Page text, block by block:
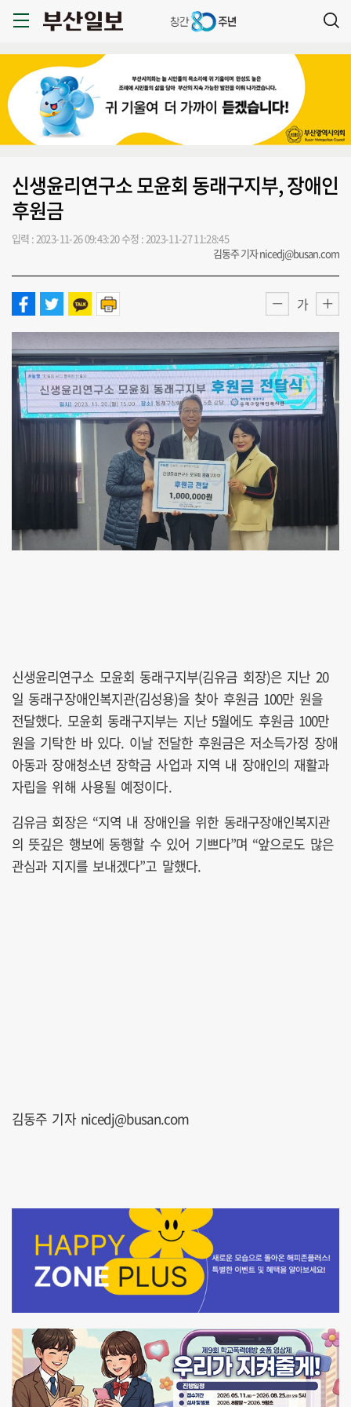
신생윤리연구소 모윤회 동래구지부, 장애인
후원금
입력 : 2023-11-26 09:43:20수정 : 2023-11-27 11:28:45
김동주 기자 nicedj@busan.com
가
신생윤리연구소 모윤회 동래구지부(김유금 회장)은 지난 20
일 동래구장애인복지관(김성용)을 찾아 후원금 100만 원을
전달했다. 모윤회 동래구지부는 지난 5월에도 후원금 100만
원을 기탁한 바 있다. 이날 전달한 후원금은 저소득가정 장애
아동과 장애청소년 장학금 사업과 지역 내 장애인의 재활과
자립을 위해 사용될 예정이다.
김유금 회장은 “지역 내 장애인을 위한 동래구장애인복지관
의 뜻깊은 행보에 동행할 수 있어 기쁘다”며 “앞으로도 많은
관심과 지지를 보내겠다”고 말했다.
김동주 기자 nicedj@busan.com